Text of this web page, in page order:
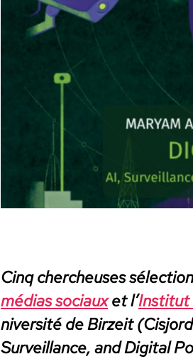
Cinq chercheuses
médias soci­auxet l’Insti­tut
ni­ver­sité de Birzeit
Sur­veil­lance, and Dig­i­tal